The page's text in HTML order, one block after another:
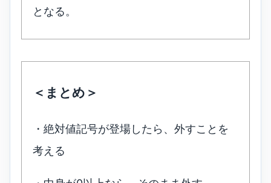
となる。
＜まとめ＞
・絶対値記号が登場したら、外すことを
考える